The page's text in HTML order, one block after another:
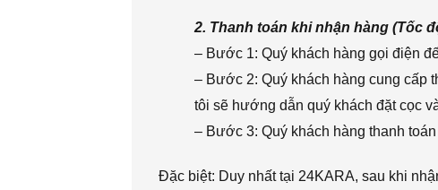
2. Thanh toán khi nhận hàng (Tốc
– Bước 1: Quý khách hàng gọi điện
– Bước 2: Quý khách hàng cung cấp
tôi sẽ hướng dẫn quý khách đặt cọc
– Bước 3: Quý khách hàng thanh
Đặc biệt: Duy nhất tại 24KARA, sau khi